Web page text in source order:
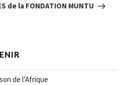
de la FONDATION MUNTU
de l’Afrique